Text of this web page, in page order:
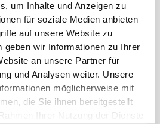
um Inhalte und Anzeigen zu
für soziale Medien anbieten
auf unsere Website zu
geben wir Informationen zu Ihrer
an unsere Partner für
und Analysen weiter. Unsere
möglicherweise mit
die Sie ihnen bereitgestellt
Ihrer Nutzung der Dienste
US M US W
4 5
5 6